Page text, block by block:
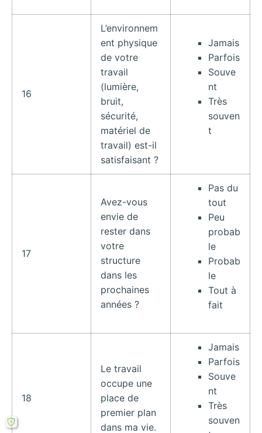
16
L’environnem
ent physique
de votre
travail
(lumière,
bruit,
sécurité,
matériel de
travail) est-il
satisfaisant ?
Jamais
Parfois
Souve
nt
Très
souven
t
17
Avez-vous
envie de
rester dans
votre
structure
dans les
prochaines
années ?
Pas du
tout
Peu
probab
le
Probab
le
Tout à
fait
18
Le travail
occupe une
place de
premier plan
dans ma vie.
Jamais
Parfois
Souve
nt
Très
souven